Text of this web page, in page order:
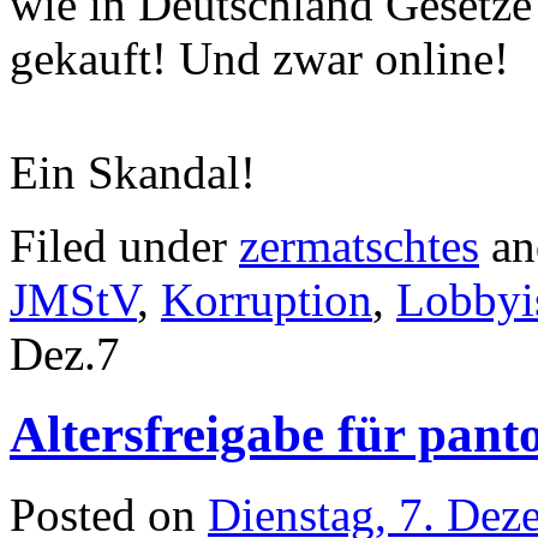
gekauft! Und zwar online!
Ein Skandal!
Filed under zermatschtes
JMStV, Korruption,
Dez.7
Altersfreigabe für
Posted on Dienstag, 7.